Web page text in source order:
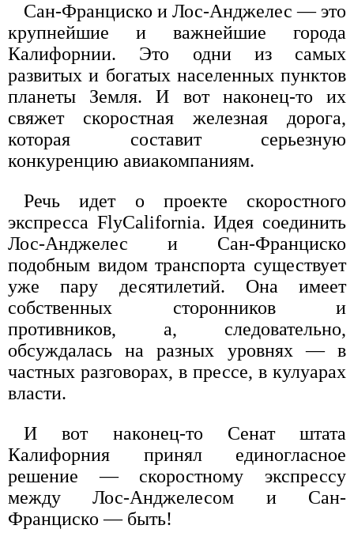
Сан-Франциско и Лос-Анджелес — это
крупнейшие и важнейшие города
Калифорнии. Это одни из самых
развитых и богатых населенных пунктов
планеты Земля. И вот наконец-то их
свяжет скоростная железная дорога,
которая составит серьезную
конкуренцию авиакомпаниям.
Речь идет о проекте скоростного
экспресса FlyCalifornia. Идея соединить
Лос-Анджелес и Сан-Франциско
подобным видом транспорта существует
уже пару десятилетий. Она имеет
собственных сторонников и
противников, а, следовательно,
обсуждалась на разных уровнях — в
частных разговорах, в прессе, в кулуарах
власти.
И вот наконец-то Сенат штата
Калифорния принял единогласное
решение — скоростному экспрессу
между Лос-Анджелесом и Сан-
Франциско — быть!